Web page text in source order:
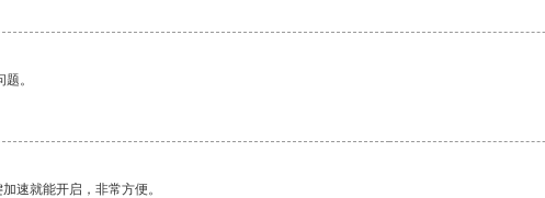
。
速就能开启，非常方便。